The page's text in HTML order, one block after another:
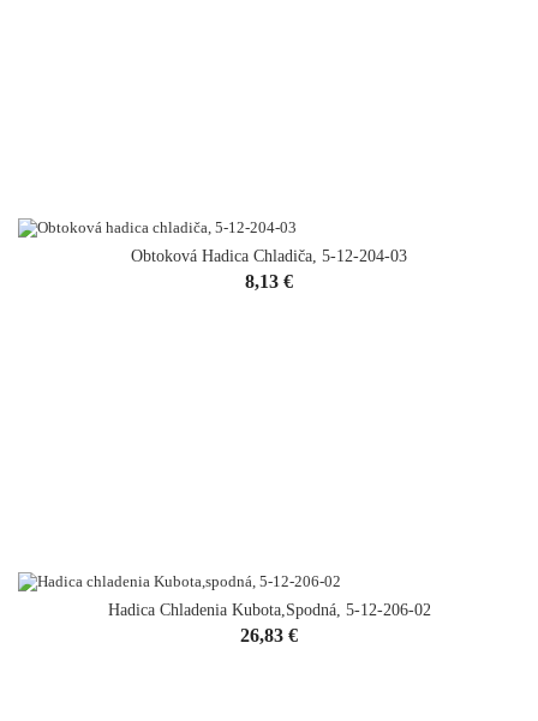
Obtoková Hadica Chladiča, 5-12-204-03
Cena
8,13 €
Hadica Chladenia Kubota,spodná, 5-12-206-02
Cena
26,83 €